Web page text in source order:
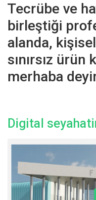
Tecrübe ve
birleştiği
alanda,
sınırsız
merhaba
Digital